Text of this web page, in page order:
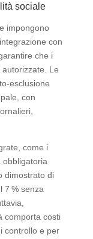
sociale
impongono
con
che i
Le
con
come i
obbligatoria
dimostrato di
7 % senza
comporta costi
controllo e per